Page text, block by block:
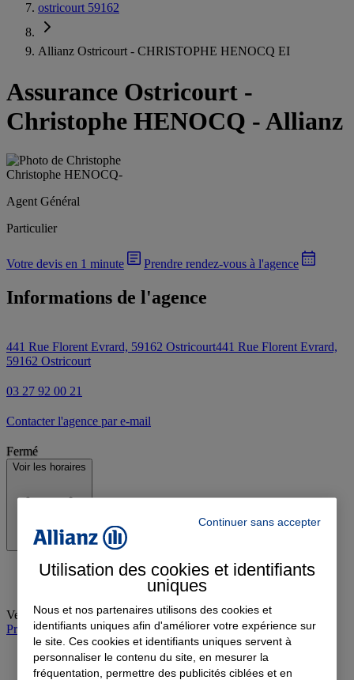
ostricourt 59162
Allianz Ostricourt - CHRISTOPHE HENOCQ EI
Assurance Ostricourt -
Christophe HENOCQ - Allianz
Christophe HENOCQ-
Agent Général
Particulier
Votre devis en 1 minute Prendre rendez-vous à l'agence
Informations de l'agence
441 Rue Florent Evrard, 59162 Ostricourt441 Rue Florent Evrard,
59162 Ostricourt
03 27 92 00 21
Contacter l'agence par e-mail
Fermé
Voir les horaires
Vendredi: 09:00-12:00, 14:00-18:00
Prendre rendez-vous à l'agence
Continuer sans accepter
Utilisation des cookies et identifiants
uniques
Nous et nos partenaires utilisons des cookies et
identifiants uniques afin d'améliorer votre expérience sur
le site. Ces cookies et identifiants uniques servent à
personnaliser le contenu du site, en mesurer la
fréquentation, permettre des publicités ciblées et en